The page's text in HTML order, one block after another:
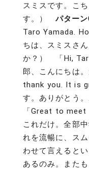
スミスです。こ
す。） パター
Taro Yamada.
ちは、スミスさ
か？） 「Hi,
郎、こんにちは
thank you. It is
す。ありがとう
「Great to
これだけ。全部
れを流暢に、ス
わせて言えると
あるのみ。また